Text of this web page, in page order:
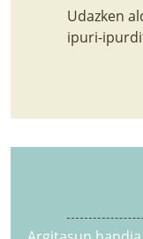
Udazken
ipuri-